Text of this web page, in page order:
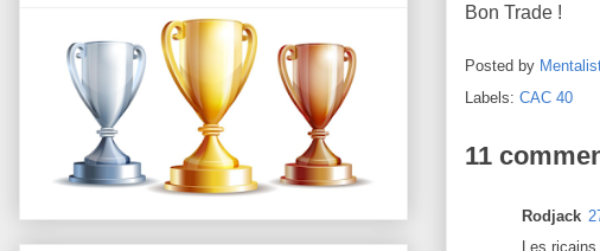
Bon Trade !
Posted by
Labels: CAC 40
11
Rodjack
Les